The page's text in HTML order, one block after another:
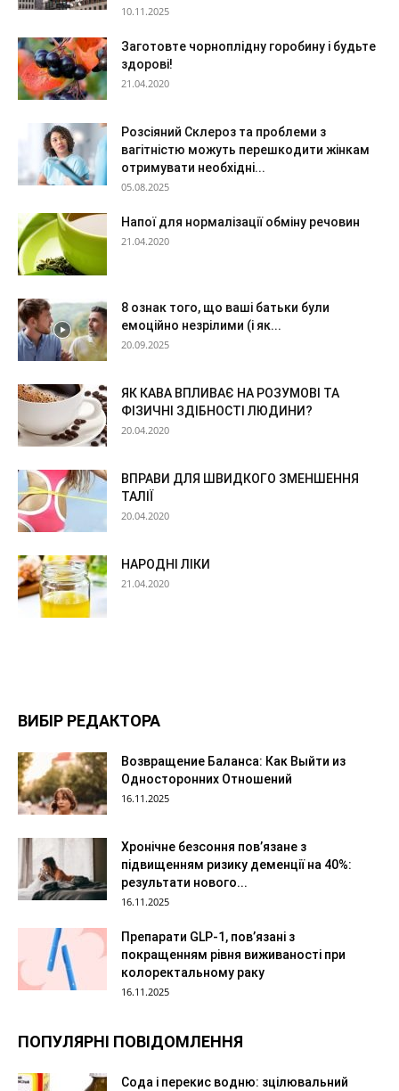
10.11.2025
Заготовте чорноплідну горобину і будьте
здорові!
21.04.2020
Розсіяний Склероз та проблеми з
вагітністю можуть перешкодити жінкам
отримувати необхідні...
05.08.2025
Напої для нормалізації обміну речовин
21.04.2020
8 ознак того, що ваші батьки були
емоційно незрілими (і як...
20.09.2025
ЯК КАВА ВПЛИВАЄ НА РОЗУМОВІ ТА
ФІЗИЧНІ ЗДІБНОСТІ ЛЮДИНИ?
20.04.2020
ВПРАВИ ДЛЯ ШВИДКОГО ЗМЕНШЕННЯ
ТАЛІЇ
20.04.2020
НАРОДНІ ЛІКИ
21.04.2020
ВИБІР РЕДАКТОРА
Возвращение Баланса: Как Выйти из
Односторонних Отношений
16.11.2025
Хронічне безсоння пов’язане з
підвищенням ризику деменції на 40%:
результати нового...
16.11.2025
Препарати GLP-1, пов’язані з
покращенням рівня виживаності при
колоректальному раку
16.11.2025
ПОПУЛЯРНІ ПОВІДОМЛЕННЯ
Сода і перекис водню: зцілювальний